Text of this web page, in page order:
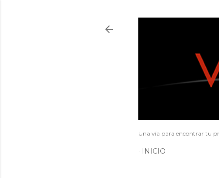
Una vía para encontrar tu
INICIO